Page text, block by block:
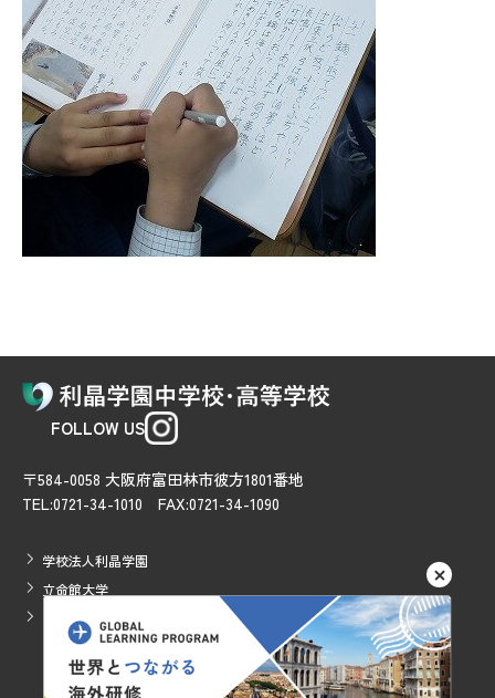
FOLLOW US
〒584-0058 大阪府富田林市彼方1801番地
TEL:0721-34-1010 FAX:0721-34-1090
学校法人利晶学園
立命館大学
立命館アジア太平洋大学
Risho Gakuen Junior & Senior High School